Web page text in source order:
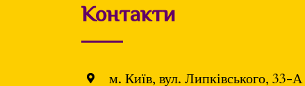
Контакти
м. Київ, вул. Липківського, 33-А